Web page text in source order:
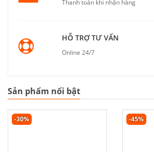
Thanh toán khi nhận hàng
HỖ TRỢ TƯ VẤN
Online 24/7
Sản phẩm nổi bật
-30% -45%